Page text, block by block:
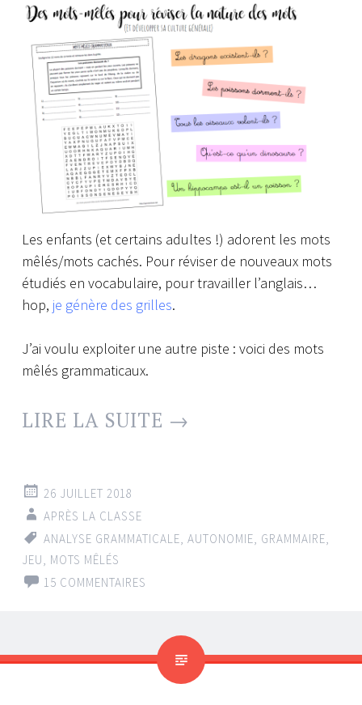
Les enfants (et certains adultes !) adorent les mots
mêlés/mots cachés. Pour réviser de nouveaux mots
étudiés en vocabulaire, pour travailler l’anglais…
hop, je génère des grilles.
J’ai voulu exploiter une autre piste : voici des mots
mêlés grammaticaux.
LIRE LA SUITE →
26 JUILLET 2018
APRÈS LA CLASSE
ANALYSE GRAMMATICALE, AUTONOMIE, GRAMMAIRE,
JEU, MOTS MÊLÉS
15 COMMENTAIRES